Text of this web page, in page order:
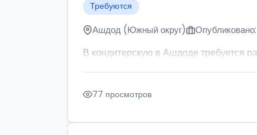
Требуются
Ашдод (Южный округ)
В кондитерскую в Ашдоде требуется
77 просмотров